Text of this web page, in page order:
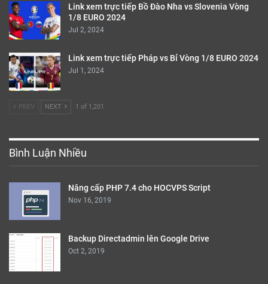
Link xem trực tiếp Bồ Đào Nha vs Slovenia Vòng
1/8 EURO 2024
Jul 2, 2024
Link xem trực tiếp Pháp vs Bỉ Vòng 1/8 EURO 2024
Jul 1, 2024
PREV NEXT 1 of 1,201
Bình Luận Nhiều
Nâng cấp PHP 7.4 cho HOCVPS Script
Nov 16, 2019
Backup Directadmin lên Google Drive
Oct 2, 2019